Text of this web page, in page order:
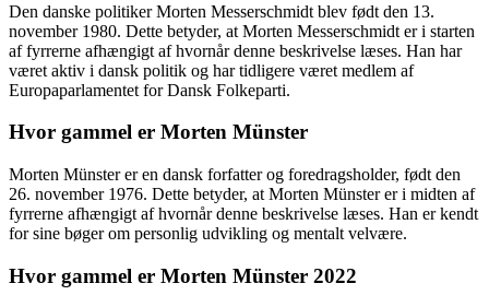
Den danske politiker Morten Messerschmidt blev født den 13.
november 1980. Dette betyder, at Morten Messerschmidt er i starten
af fyrrerne afhængigt af hvornår denne beskrivelse læses. Han har
været aktiv i dansk politik og har tidligere været medlem af
Europaparlamentet for Dansk Folkeparti.
Hvor gammel er Morten Münster
Morten Münster er en dansk forfatter og foredragsholder, født den
26. november 1976. Dette betyder, at Morten Münster er i midten af
fyrrerne afhængigt af hvornår denne beskrivelse læses. Han er kendt
for sine bøger om personlig udvikling og mentalt velvære.
Hvor gammel er Morten Münster 2022